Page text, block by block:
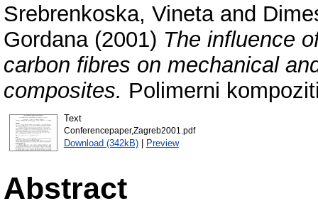
Srebrenkoska, Vinetaand
Gordana(2001) The influence
carbon fibres on mechanical
composites. Polimerni
Text
Conferencepaper,Zagreb2001.pdf
Download (342kB)| Preview
Abstract